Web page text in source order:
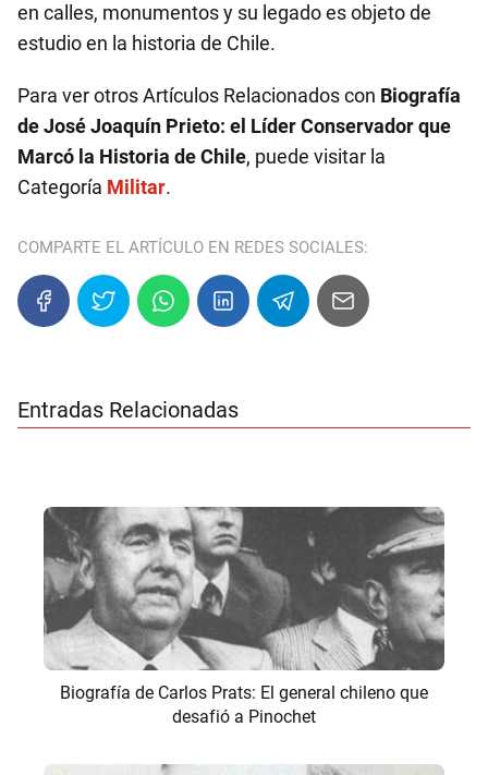
en calles, monumentos y su legado es objeto de
estudio en la historia de Chile.
Para ver otros Artículos Relacionados con Biografía
de José Joaquín Prieto: el Líder Conservador que
Marcó la Historia de Chile, puede visitar la
Categoría Militar.
COMPARTE EL ARTÍCULO EN REDES SOCIALES:
Entradas Relacionadas
Biografía de Carlos Prats: El general chileno que
desafió a Pinochet